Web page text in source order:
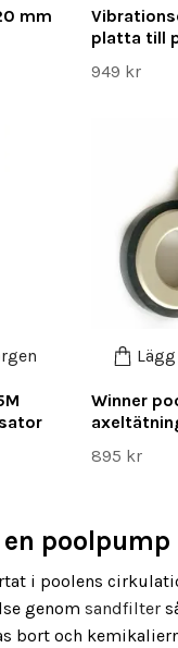
mm
platta till
949 kr
Winner
895 kr
poolpump
i poolens
genom sandfilter
bort och